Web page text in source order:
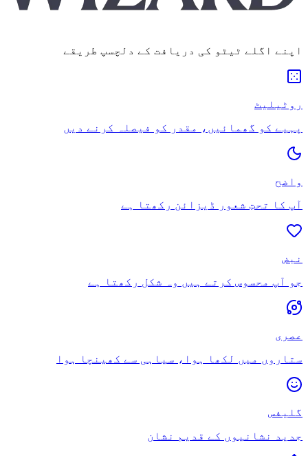
اپنے اگلے ٹیٹو کی دریافت کے دلچسپ طریقے
روٹیلیٹ
پہیے کو گھمائیں، مقدر کو فیصلہ کرنے دیں
واضح
آپ کا تحتِ شعور ڈیزائن رکھتا ہے
نبض
جو آپ محسوس کرتے ہیں وہ شکل رکھتا ہے
عصری
ستاروں میں لکھا ہوا، سیاہی سے کھینچا ہوا
گلیفس
جدید نشانیوں کے قدیم نشان